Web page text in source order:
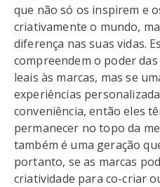
que não só os inspirem e
criativamente o mundo,
diferença nas suas vidas.
compreendem o poder
leais às marcas, mas se
experiências
conveniência, então eles
permanecer no topo da
também é uma geração
portanto, se as marcas
criatividade para co-criar